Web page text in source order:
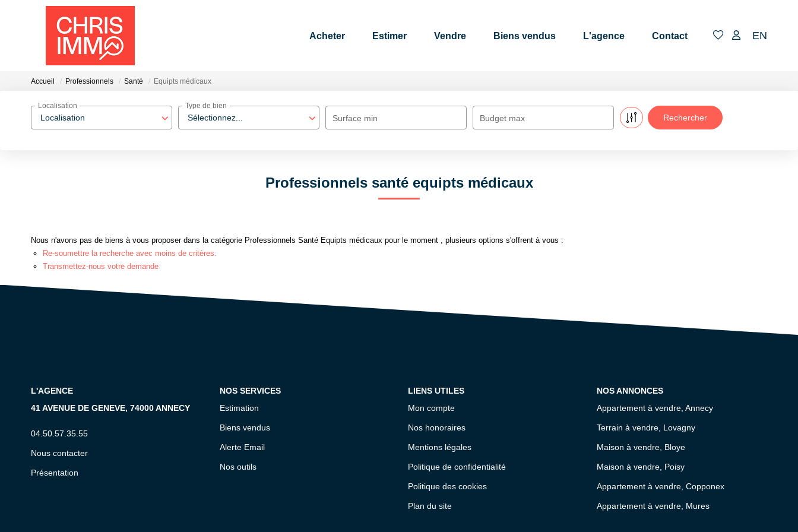
Acheter Estimer Vendre Biens vendus L'agence Contact EN
Accueil Professionnels Santé Equipts médicaux
Localisation
Localisation
Sélectionnez...
Type de bien
Surface min Budget max
Professionnels santé equipts médicaux
Nous n'avons pas de biens à vous proposer dans la catégorie Professionnels Santé Equipts médicaux pour le moment , plusieurs options s'offrent à vous :
Re-soumettre la recherche avec moins de critères.
Transmettez-nous votre demande
L'AGENCE
41 AVENUE DE GENEVE, 74000 ANNECY
04.50.57.35.55
Nous contacter
Présentation
NOS SERVICES
Estimation
Biens vendus
Alerte Email
Nos outils
LIENS UTILES
Mon compte
Nos honoraires
Mentions légales
Politique de confidentialité
Politique des cookies
Plan du site
NOS ANNONCES
Appartement à vendre, Annecy
Terrain à vendre, Lovagny
Maison à vendre, Bloye
Maison à vendre, Poisy
Appartement à vendre, Copponex
Appartement à vendre, Mures